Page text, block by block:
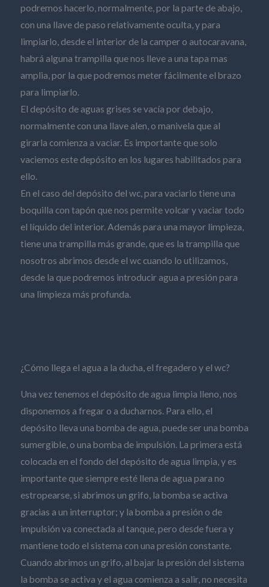
podremos hacerlo, normalmente, por la parte de abajo,
con una llave de paso relativamente oculta, y para
limpiarlo, desde el interior de la camper o autocaravana,
habrá alguna trampilla que nos lleve a una tapa mas
amplia, por la que podremos meter fácilmente el brazo
para limpiarlo.
El depósito de aguas grises se vacía por debajo,
normalmente con una llave alen, o manivela que al
girarla comienza a vaciar. Es importante que solo
vaciemos este depósito en los lugares habilitados para
ello.
En el caso del depósito del wc, para vaciarlo tiene una
boquilla con tapón que nos permite volcar y vaciar todo
el líquido del interior. Además para una mayor limpieza,
tiene una trampilla más grande, que es la trampilla que
nosotros abrimos desde el wc cuando lo utilizamos,
desde la que podremos introducir agua a presión para
una limpieza más profunda.
¿Cómo llega el agua a la ducha, el fregadero y el wc?
Una vez tenemos el depósito de agua limpia lleno, nos
disponemos a fregar o a ducharnos. Para ello, el
depósito lleva una bomba de agua, puede ser una bomba
sumergible, o una bomba de impulsión. La primera está
colocada en el fondo del depósito de agua limpia, y es
importante que siempre esté llena de agua para no
estropearse, si abrimos un grifo, la bomba se activa
gracias a un interruptor; y la bomba a presión o de
impulsión va conectada al tanque, pero desde fuera y
mantiene todo el sistema con una presión constante.
Cuando abrimos un grifo, al bajar la presión del sistema
la bomba se activa y el agua comienza a salir, no necesita